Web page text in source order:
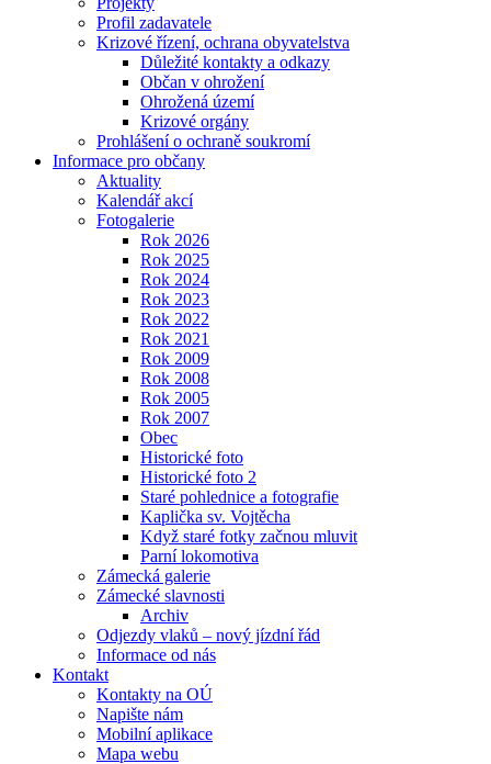
Profil zadavatele
Krizové řízení, ochrana obyvatelstva
Důležité kontakty a odkazy
Občan v ohrožení
Ohrožená území
Krizové orgány
Prohlášení o ochraně soukromí
Informace pro občany
Aktuality
Kalendář akcí
Fotogalerie
Rok 2026
Rok 2025
Rok 2024
Rok 2023
Rok 2022
Rok 2021
Rok 2009
Rok 2008
Rok 2005
Rok 2007
Obec
Historické foto
Historické foto 2
Staré pohlednice a fotografie
Kaplička sv. Vojtěcha
Když staré fotky začnou mluvit
Parní lokomotiva
Zámecká galerie
Zámecké slavnosti
Archiv
Odjezdy vlaků – nový jízdní řád
Informace od nás
Kontakt
Kontakty na OÚ
Napište nám
Mobilní aplikace
Mapa webu